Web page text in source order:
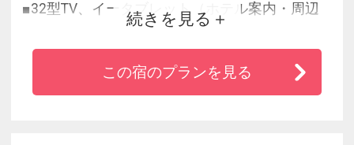
■32型TV、イータブレット（ホテル案内・周辺
施設案内・観光案内専用タブレット）設置
■4つのレストラン＆バーを完備
■小田急線・厚木駅より徒歩5分
続きを見る
この宿のプランを見る